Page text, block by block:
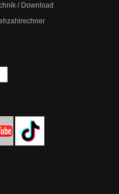
/ Download